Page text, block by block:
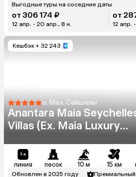
Выгодные туры на соседние даты
от 306 174 ₽
12 апр. - 20 апр., 8 н.
от
12 апр.
Кешбэк + 32 243
о. Маэ, Сейшелы
Anantara Maia
Villas (Ex. Maia Luxury
линия песок 10 м 15 км
Обновлен в 2025 году